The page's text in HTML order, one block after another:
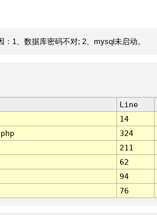
1、数据库密码不对; 2、mysql未启动。
Line
14
324
211
62
94
76